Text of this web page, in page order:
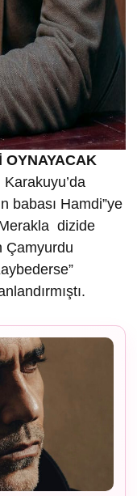
OYNAYACAK
babası Hamdi”ye
dizide
Çamyurdu